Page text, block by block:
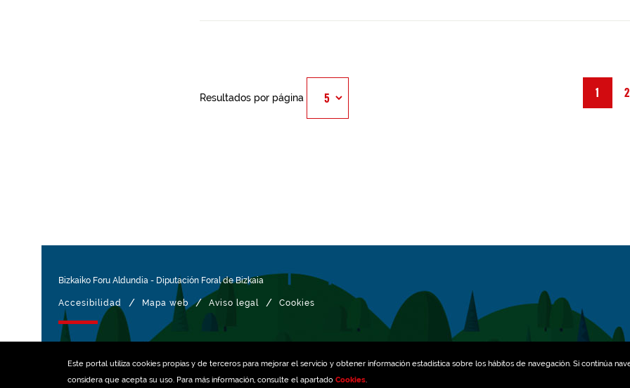
Este portal utiliza cookies propias y de terceros para mejorar el servicio y obtener información estadística sobre los hábitos de navegación. Si continúa
considera que acepta su uso. Para más información, consulte el apartado Cookies.
1 2
Resultados por página
Bizkaiko Foru Aldundia - Diputación Foral de Bizkaia
Accesibilidad / Mapa web / Aviso legal / Cookies